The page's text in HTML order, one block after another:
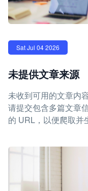
Sat Jul 04 2026
未提供文章来源
未收到可用的文章内
请提交包含多篇文章
的 URL，以便爬取并